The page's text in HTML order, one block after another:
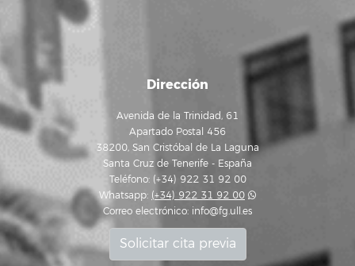
Dirección
Avenida de la Trinidad, 61
Apartado Postal 456
38200, San Cristóbal de La Laguna
Santa Cruz de Tenerife - España
Teléfono: (+34) 922 31 92 00
Whatsapp: (+34) 922 31 92 00
Correo electrónico: info@fg.ull.es
Solicitar cita previa